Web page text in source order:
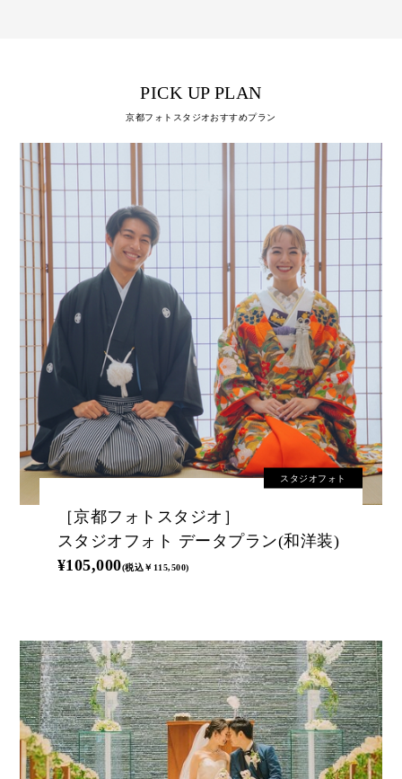
PICK UP PLAN
京都フォトスタジオおすすめプラン
［京都フォトスタジオ］
スタジオフォト データプラン(和洋装)
¥105,000(税込￥115,500)
スタジオフォト